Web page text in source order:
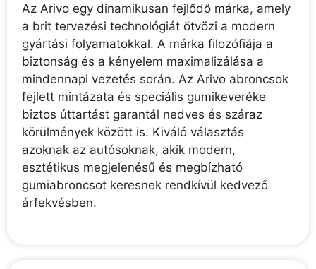
Az Arivo egy dinamikusan fejlődő márka, amely
a brit tervezési technológiát ötvözi a modern
gyártási folyamatokkal. A márka filozófiája a
biztonság és a kényelem maximalizálása a
mindennapi vezetés során. Az Arivo abroncsok
fejlett mintázata és speciális gumikeveréke
biztos úttartást garantál nedves és száraz
körülmények között is. Kiváló választás
azoknak az autósoknak, akik modern,
esztétikus megjelenésű és megbízható
gumiabroncsot keresnek rendkívül kedvező
árfekvésben.